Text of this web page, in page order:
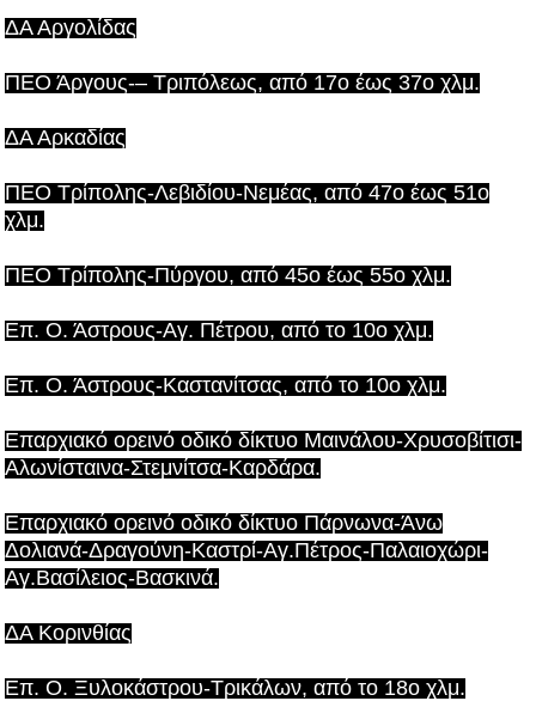
ΔΑ Αργολίδας
ΠΕΟ Άργους-– Τριπόλεως, από 17ο έως 37ο χλμ.
ΔΑ Αρκαδίας
ΠΕΟ Τρίπολης-Λεβιδίου-Νεμέας, από 47ο έως 51ο
χλμ.
ΠΕΟ Τρίπολης-Πύργου, από 45ο έως 55ο χλμ.
Επ. Ο. Άστρους-Αγ. Πέτρου, από το 10ο χλμ.
Επ. Ο. Άστρους-Καστανίτσας, από το 10ο χλμ.
Επαρχιακό ορεινό οδικό δίκτυο Μαινάλου-Χρυσοβίτισι-
Αλωνίσταινα-Στεμνίτσα-Καρδάρα.
Επαρχιακό ορεινό οδικό δίκτυο Πάρνωνα-Άνω
Δολιανά-Δραγούνη-Καστρί-Αγ.Πέτρος-Παλαιοχώρι-
Αγ.Βασίλειος-Βασκινά.
ΔΑ Κορινθίας
Επ. Ο. Ξυλοκάστρου-Τρικάλων, από το 18ο χλμ.